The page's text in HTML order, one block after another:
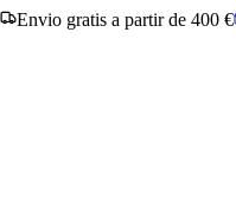
Envio gratis a partir de 400 €